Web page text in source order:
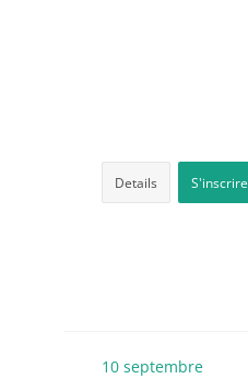
Details S'inscrire
10 septembre